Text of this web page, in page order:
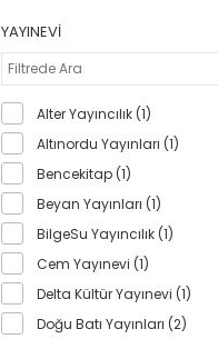
80 (1)
96 (1)
YAYINEVI
Alter Yayıncılık (1)
Altınordu Yayınları (1)
Bencekitap (1)
Beyan Yayınları (1)
BilgeSu Yayıncılık (1)
Cem Yayınevi (1)
Delta Kültür Yayınevi (1)
Doğu Batı Yayınları (2)